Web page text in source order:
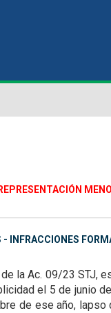
INFRACCIONES
la Ac. 09/23 STJ,
el 5 de junio
de ese año, lapso